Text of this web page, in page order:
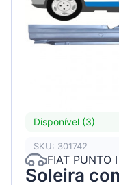
Disponível (3)
SKU: 301742
FIAT PUNTO
Soleira